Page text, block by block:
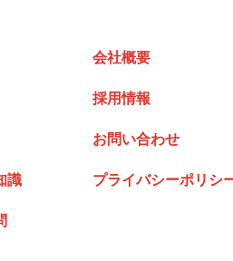
識
会社概要
採用情報
お問い合わせ
プライバシーポリシ